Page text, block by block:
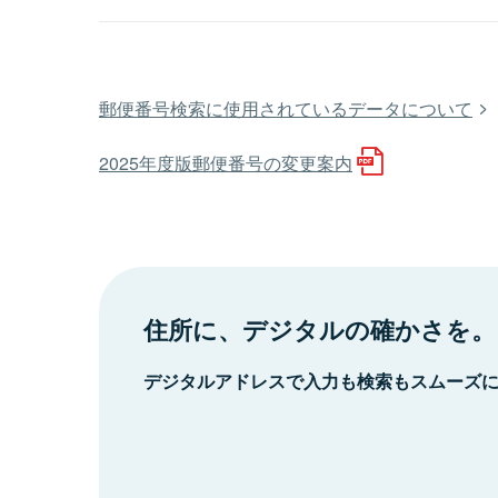
郵便番号検索に使用されているデータについて
2025年度版郵便番号の変更案内
住所に、デジタルの確かさを。
デジタルアドレスで入力も検索もスムーズ